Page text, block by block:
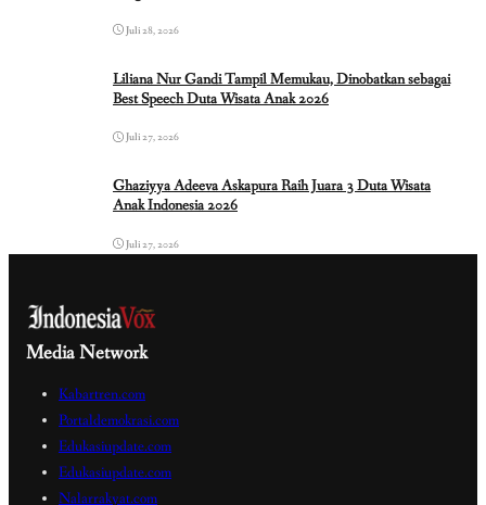
Juli 28, 2026
Liliana Nur Gandi Tampil Memukau, Dinobatkan sebagai
Best Speech Duta Wisata Anak 2026
Juli 27, 2026
Ghaziyya Adeeva Askapura Raih Juara 3 Duta Wisata
Anak Indonesia 2026
Juli 27, 2026
Media Network
Kabartren.com
Portaldemokrasi.com
Edukasiupdate.com
Edukasiupdate.com
Nalarrakyat.com